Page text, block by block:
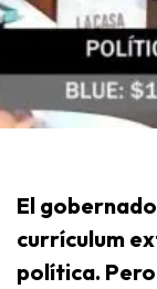
El
currículum
política.